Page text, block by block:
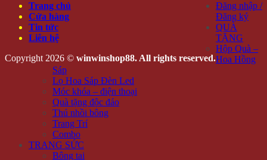
Trang chủ
Cửa hàng
Tin tức
Liên hệ
Copyright 2026 © winwinshop88. All rights reserved.
Đăng nhập /
Đăng ký
QUÀ
TẶNG
Hộp Quà –
Hoa Hồng
Sáp
Lọ Hoa Sáp Đèn Led
Móc khóa – điện thoại
Quà tặng độc đáo
Thú nhồi bông
Trang Trí
Combo
TRANG SỨC
Bông tai